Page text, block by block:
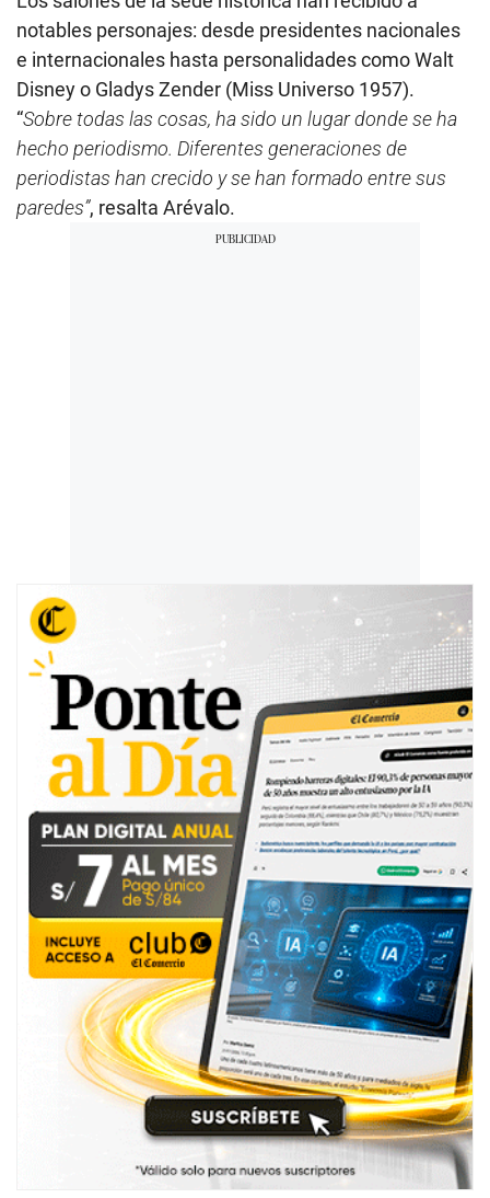
notables personajes: desde presidentes nacionales
e internacionales hasta personalidades como Walt
Disney o Gladys Zender (Miss Universo 1957).
“Sobre todas las cosas, ha sido un lugar donde se ha
hecho periodismo. Diferentes generaciones de
periodistas han crecido y se han formado entre sus
paredes”, resalta Arévalo.